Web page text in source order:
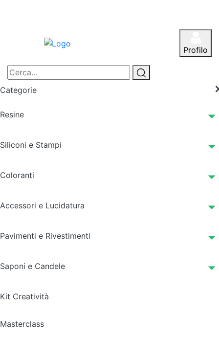
Profilo
Categorie
Resine
Siliconi e Stampi
Coloranti
Accessori e Lucidatura
Pavimenti e Rivestimenti
Saponi e Candele
Kit Creatività
Masterclass